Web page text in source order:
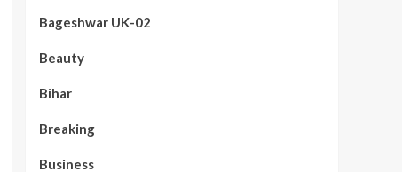
Bageshwar UK-02
Beauty
Bihar
Breaking
Business